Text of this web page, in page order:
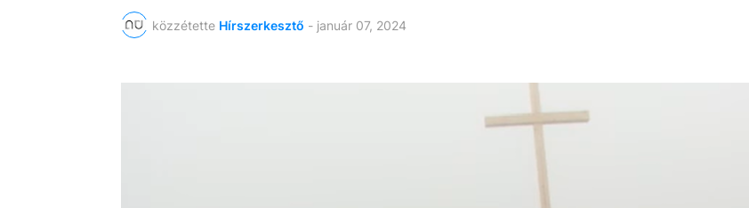
közzétette Hírszerkesztő - január 07, 2024